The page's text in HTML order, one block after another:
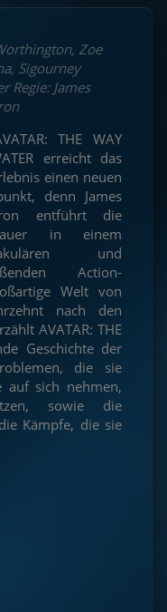
Zoe
Sigourney
Regie: James
THE WAY
erreicht das
einen neuen
denn James
entführt die
in einem
und
Action-
Welt von
nach den
AVATAR: THE
Geschichte der
die sie
auf sich nehmen,
sowie die
Kämpfe, die sie